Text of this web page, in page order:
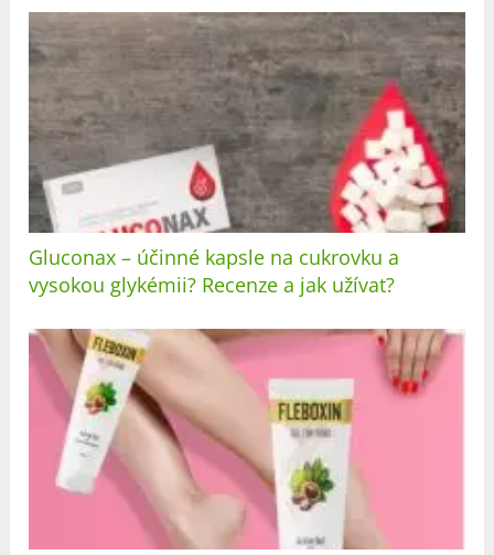
Gluconax – účinné kapsle na cukrovku a
vysokou glykémii? Recenze a jak užívat?